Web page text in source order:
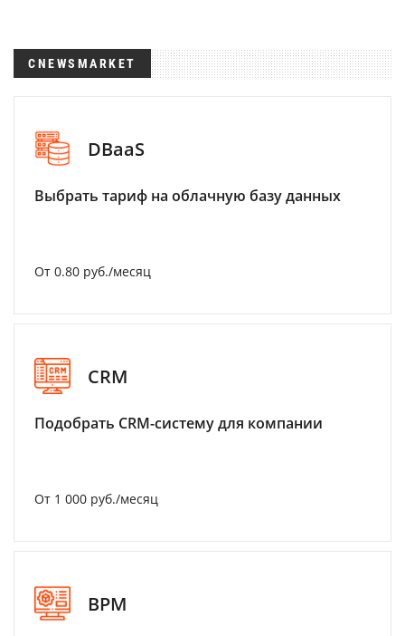
CNEWSMARKET
DBaaS
Выбрать тариф на облачную базу данных
От 0.80 руб./месяц
CRM
Подобрать CRM-систему для компании
От 1 000 руб./месяц
BPM